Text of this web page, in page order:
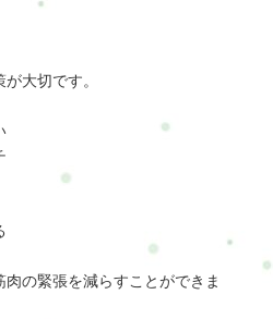
大切です。
の緊張を減らすことができま